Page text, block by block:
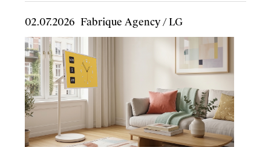
02.07.2026 Fabrique Agency/LG